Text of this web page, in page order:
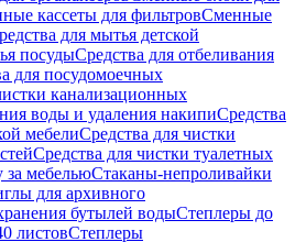
кассеты для фильтровСменные
для мытья детской
посудыСредства для отбеливания
для посудомоечных
канализационных
воды и удаления накипиСредства
мебелиСредства для чистки
Средства для чистки туалетных
за мебельюСтаканы-непроливайки
для архивного
бутылей водыСтеплеры до
листовСтеплеры